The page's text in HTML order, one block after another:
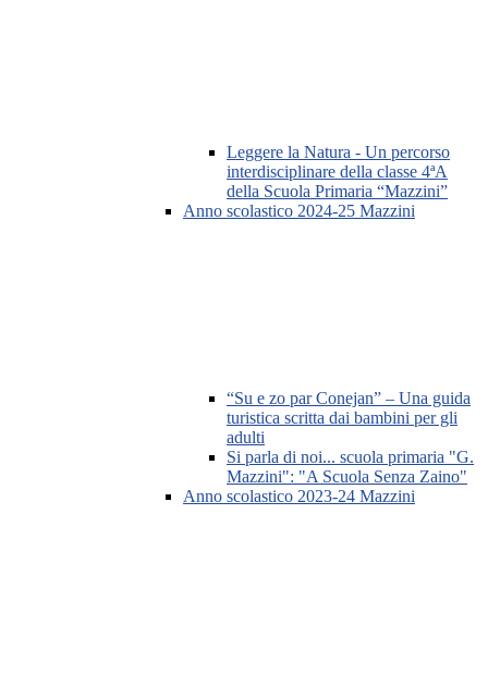
Leggere la Natura - Un percorso
interdisciplinare della classe 4ªA
della Scuola Primaria “Mazzini”
Anno scolastico 2024-25 Mazzini
“Su e zo par Conejan” – Una guida
turistica scritta dai bambini per gli
adulti
Si parla di noi... scuola primaria "G.
Mazzini": "A Scuola Senza Zaino"
Anno scolastico 2023-24 Mazzini